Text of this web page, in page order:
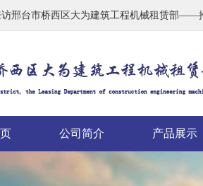
邢台市桥西区大为建筑工程机械租赁部——
公司简介 产品展示